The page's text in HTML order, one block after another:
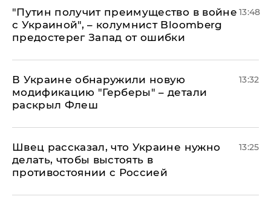
"Путин получит преимущество в войне
с Украиной", – колумнист Bloomberg
предостерег Запад от ошибки
13:48
В Украине обнаружили новую
модификацию "Герберы" – детали
раскрыл Флеш
13:32
Швец рассказал, что Украине нужно
делать, чтобы выстоять в
противостоянии с Россией
13:25